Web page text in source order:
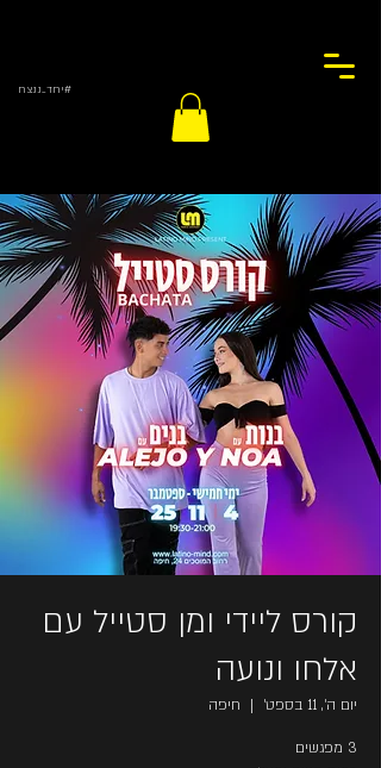
#יחד_ננצח
קורס ליידי ומן סטייל עם
אלחו ונועה
יום ה׳, 11 בספט׳
  |
חיפה